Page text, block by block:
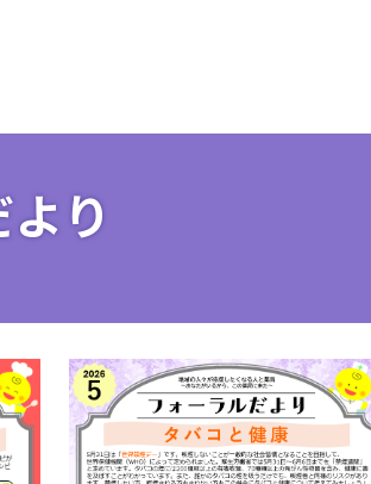
り